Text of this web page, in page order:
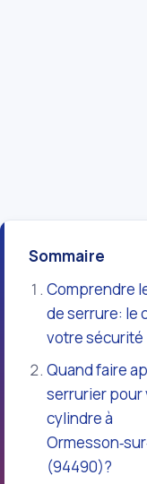
Sommaire
Comprendre
de serrure: le
votre sécurité
Quand faire
serrurier pour
cylindre à
(94490)?